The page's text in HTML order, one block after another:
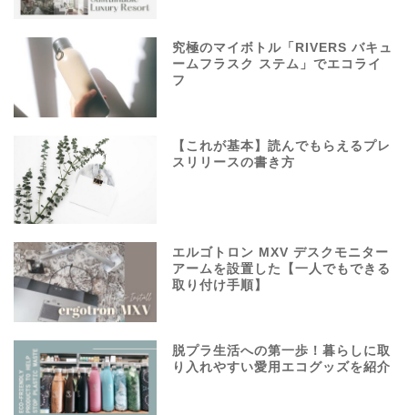
究極のマイボトル「RIVERS バキュ
ームフラスク ステム」でエコライ
フ
【これが基本】読んでもらえるプレ
スリリースの書き方
エルゴトロン MXV デスクモニター
アームを設置した【一人でもできる
取り付け手順】
脱プラ生活への第一歩！暮らしに取
り入れやすい愛用エコグッズを紹介